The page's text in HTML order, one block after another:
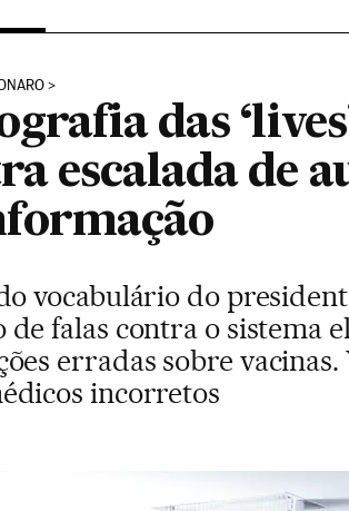
das
escalada de
vocabulário do
de falas contra o sistema
erradas sobre
incorretos